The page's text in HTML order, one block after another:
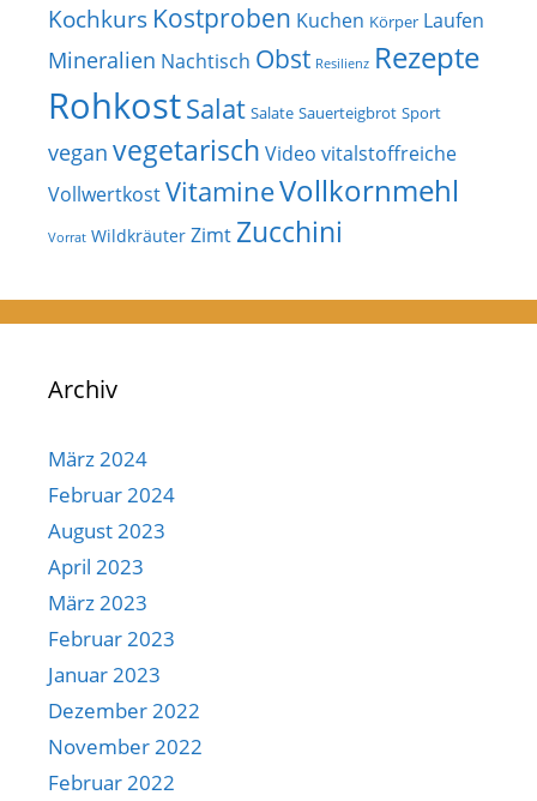
Kochkurs Kostproben Kuchen Körper Laufen
Mineralien Nachtisch Obst Resilienz Rezepte
RohkostSalat Salate Sauerteigbrot Sport
vegan vegetarisch Video vitalstoffreiche
VollwertkostVitamineVollkornmehl
Vorrat Wildkräuter Zimt Zucchini
Archiv
März 2024
Februar 2024
August 2023
April 2023
März 2023
Februar 2023
Januar 2023
Dezember 2022
November 2022
Februar 2022